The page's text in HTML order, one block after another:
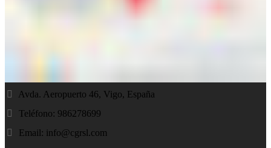
Avda. Aeropuerto 46, Vigo, España
Teléfono: 986278699
Email: info@cgrsl.com